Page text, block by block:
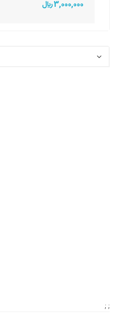
3,000,000 ريال
; ;